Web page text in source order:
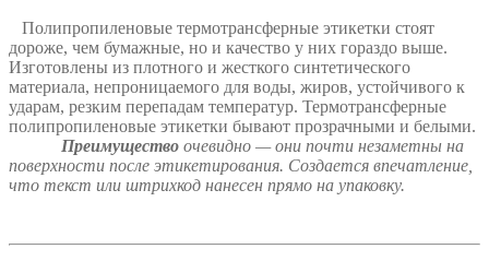
Полипропиленовые термотрансферные этикетки стоят
дороже, чем бумажные, но и качество у них гораздо выше.
Изготовлены из плотного и жесткого синтетического
материала, непроницаемого для воды, жиров, устойчивого к
ударам, резким перепадам температур. Термотрансферные
полипропиленовые этикетки бывают прозрачными и белыми.
Преимущество очевидно — они почти незаметны на
поверхности после этикетирования. Создается впечатление,
что текст или штрихкод нанесен прямо на упаковку.